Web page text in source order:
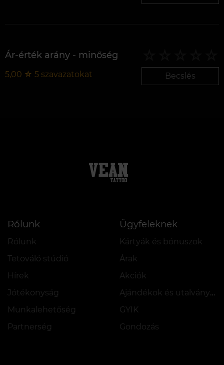
Ár-érték arány - minőség
5,00 ☆ 5 szavazatokat Becslés
Rólunk
Rólunk
Tetováló stúdió
Hírek
Jótékonyság
Munkalehetőség
Partnerség
Ügyfeleknek
Kártyák és bónuszok
Árak
Akciók
Ajándékok és utalványok
GYIK
Gondozás